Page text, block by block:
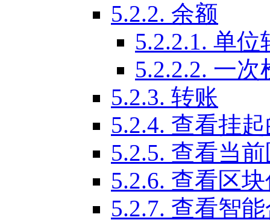
5.2.2. 余额
5.2.2.1. 单位
5.2.2.2. 一
5.2.3. 转账
5.2.4. 查看挂
5.2.5. 查看当
5.2.6. 查看区
5.2.7. 查看智